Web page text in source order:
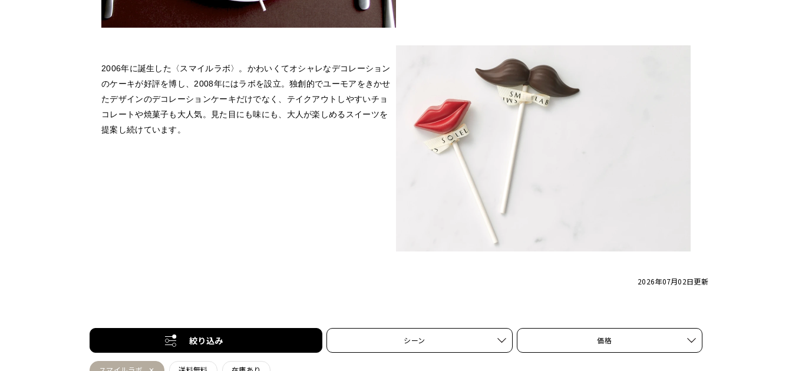
2006年に誕生した〈スマイルラボ〉。かわいくてオシャレなデコレーション
のケーキが好評を博し、2008年にはラボを設立。独創的でユーモアをきかせ
たデザインのデコレーションケーキだけでなく、テイクアウトしやすいチョ
コレートや焼菓子も大人気。見た目にも味にも、大人が楽しめるスイーツを
提案し続けています。
2026年07月02日更新
絞り込み シーン 価格